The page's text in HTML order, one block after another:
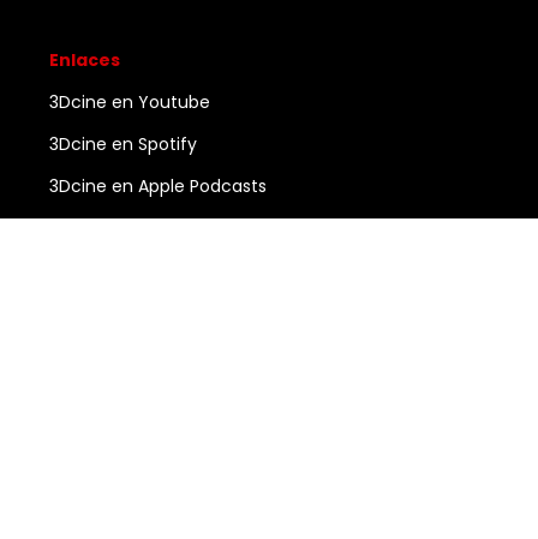
Enlaces
3Dcine en Youtube
3Dcine en Spotify
3Dcine en Apple Podcasts